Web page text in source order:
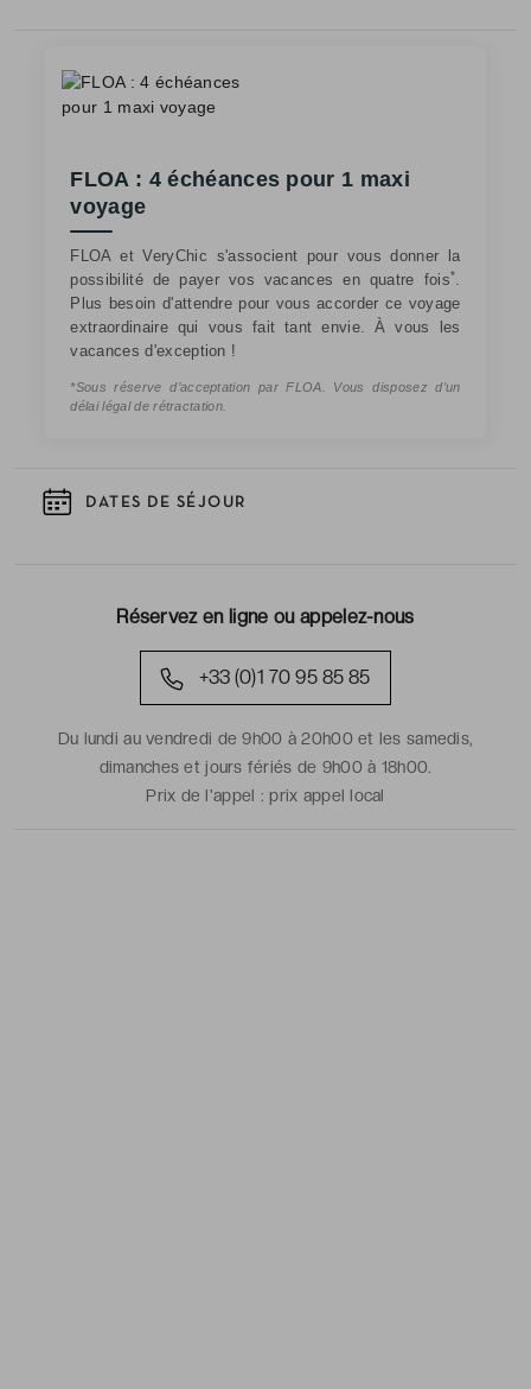
DATES DE SÉJOUR
Réservez en ligne ou appelez-nous
+33 (0)1 70 95 85 85
Du lundi au vendredi de 9h00 à 20h00 et les samedis,
dimanches et jours fériés de 9h00 à 18h00.
Prix de l'appel :prix appel local
FLOA : 4 échéances pour 1 maxi
voyage
FLOA et VeryChic s'associent pour vous donner la
possibilité de payer vos vacances en quatre fois*.
Plus besoin d'attendre pour vous accorder ce voyage
extraordinaire qui vous fait tant envie. À vous les
vacances d'exception !
*Sous réserve d’acceptation par FLOA. Vous disposez d’un
délai légal de rétractation.